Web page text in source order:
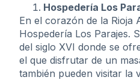
Hospedería Los
En el corazón de la Rioja
Hospedería Los Parajes.
del siglo XVI donde se
el que disfrutar de un
también pueden visitar la